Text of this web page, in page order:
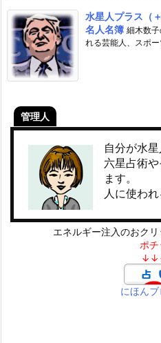
水星人プラス（
名人名簿 細木数
れる芸能人、スポ
管理人
自分が水
六星占術
ます。
人に使わ
エネルギー注入のおク
ポチ
にほん